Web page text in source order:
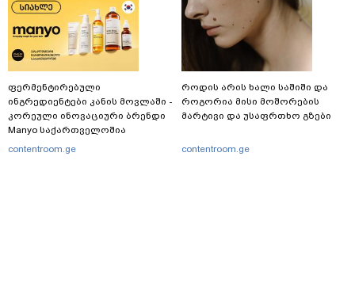
ფერმენტირებული
ინგრედიენტები კანის მოვლაში -
კორეული ინოვაციური ბრენდი
Manyo საქართველოშია
contentroom.ge
როდის არის ხალი საშიში და
როგორია მისი მოშორების
მარტივი და უსაფრთხო გზები
contentroom.ge